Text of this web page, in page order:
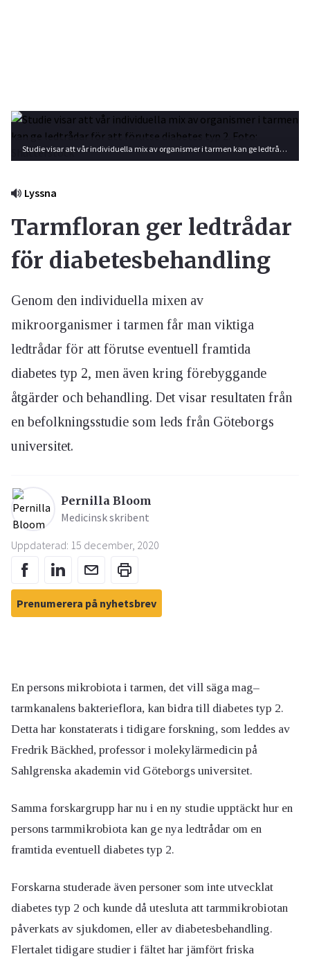
Studie visar att vår individuella mix av organismer i tarmen kan ge ledtrådar för att förutse diabetes typ 2. Foto: Shutterstock
Lyssna
Tarmfloran ger ledtrådar
för diabetesbehandling
Genom den individuella mixen av
mikroorganismer i tarmen får man viktiga
ledtrådar för att förutse eventuell framtida
diabetes typ 2, men även kring förebyggande
åtgärder och behandling. Det visar resultaten från
en befolkningsstudie som leds från Göteborgs
universitet.
Pernilla Bloom
Medicinsk skribent
Uppdaterad: 15 december, 2020
Prenumerera på nyhetsbrev
En persons mikrobiota i tarmen, det vill säga mag–
tarmkanalens bakterieflora, kan bidra till diabetes typ 2.
Detta har konstaterats i tidigare forskning, som leddes av
Fredrik Bäckhed, professor i molekylärmedicin på
Sahlgrenska akademin vid Göteborgs universitet.
Samma forskargrupp har nu i en ny studie upptäckt hur en
persons tarmmikrobiota kan ge nya ledtrådar om en
framtida eventuell diabetes typ 2.
Forskarna studerade även personer som inte utvecklat
diabetes typ 2 och kunde då utesluta att tarmmikrobiotan
påverkats av sjukdomen, eller av diabetesbehandling.
Flertalet tidigare studier i fältet har jämfört friska